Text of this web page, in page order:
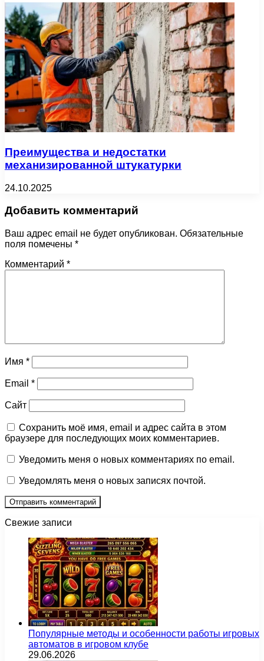
Преимущества и недостатки
механизированной штукатурки
24.10.2025
Добавить комментарий
Ваш адрес email не будет опубликован. Обязательные
поля помечены *
Комментарий *
Имя *
Email *
Сайт
Сохранить моё имя, email и адрес сайта в этом
браузере для последующих моих комментариев.
Уведомить меня о новых комментариях по email.
Уведомлять меня о новых записях почтой.
Свежие записи
Популярные методы и особенности работы игровых
автоматов в игровом клубе
29.06.2026